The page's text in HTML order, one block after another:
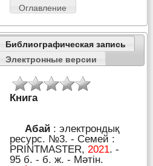
Оглавление
Библиографическая запись
Электронные версии
Книга
Абай : электрондық
ресурс. №3. - Семей :
PRІNTMASTER, 2021. -
95 б. - б. ж. - Мәтін.